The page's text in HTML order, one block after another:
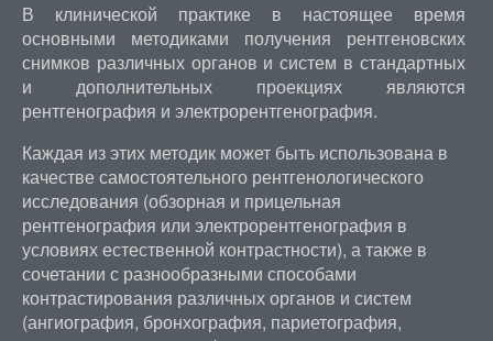
В клинической практике в настоящее время
основными методиками получения рентгеновских
снимков различных органов и систем в стандартных
и дополнительных проекциях являются
рентгенография и электрорентгенография.
Каждая из этих методик может быть использована в
качестве самостоятельного рентгенологического
исследования (обзорная и прицельная
рентгенография или электрорентгенография в
условиях естественной контрастности), а также в
сочетании с разнообразными способами
контрастирования различных органов и систем
(ангиография, бронхография, париетография,